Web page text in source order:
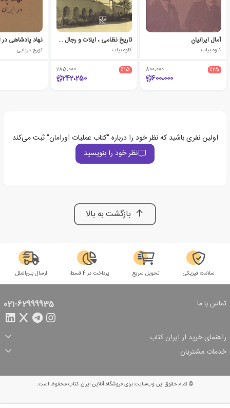
آمال ایرانیان
کاوه بیات
٪25 800،000
600،000
تاریخ نظامی ، ایلات و رجال خراسان
کاوه بیات
٪15 285،000
242،250
نهاد پادشاهی در
تورج دریایی
اولین نفری باشید که نظر خود را درباره "کتاب عملیات اورامان" ثبت می‌کند
نظر خود را بنویسید
بازگشت به بالا
سلامت فیزیکی تحویل سریع پرداخت در 4 قسط ارسال بین‌الملل
تماس با ما 021-62999935
راهنمای خرید از ایران کتاب
ثبت سفارش
شرایط ارسال سفارش
شیوه پرداخت
تخفیف‌های خرید
خدمات مشتریان
© تمام حقوق این وب‌سایت برای فروشگاه آنلاین ایران کتاب محفوظ است.